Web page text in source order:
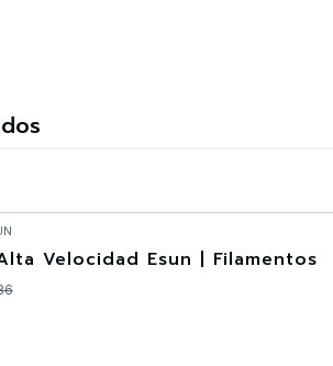
Velocidad Esun | Filamentos